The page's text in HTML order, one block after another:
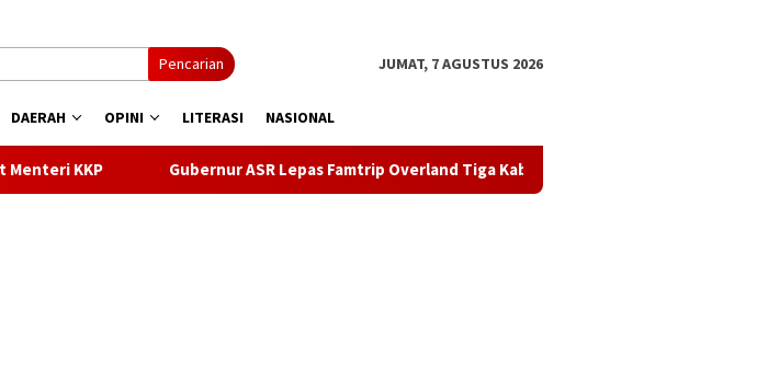
Pencarian JUMAT, 7 AGUSTUS 2026
DAERAH OPINI LITERASI NASIONAL
Gubernur ASR Lepas Famtrip Overland Tiga Kabupaten, Angkat Potensi Wisata Daratan Sultra